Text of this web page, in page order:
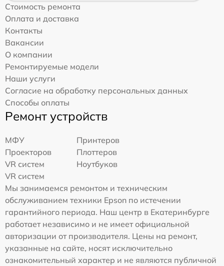
Стоимость ремонта
Оплата и доставка
Контакты
Вакансии
О компании
Ремонтируемые модели
Наши услуги
Согласие на обработку персональных данных
Способы оплаты
Ремонт устройств
МФУ
Принтеров
Проекторов
Плоттеров
VR систем
Ноутбуков
VR систем
Мы занимаемся ремонтом и техническим
обслуживанием техники Epson по истечении
гарантийного периода. Наш центр в Екатеринбурге
работает независимо и не имеет официальной
авторизации от производителя. Цены на ремонт,
указанные на сайте, носят исключительно
ознакомительный характер и не являются публичной